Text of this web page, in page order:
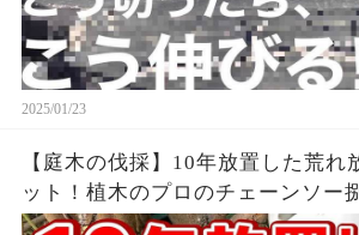
2025/01/23
【庭木の伐採】10年放置した荒れ
ット！植木のプロのチェーンソー
い作業解説